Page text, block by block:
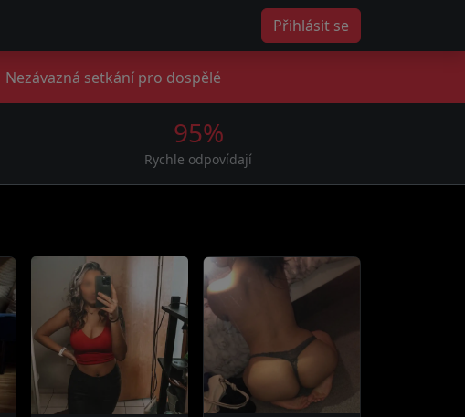
Přihlásit se
Nezávazná setkání pro dospělé
95%
Rychle odpovídají